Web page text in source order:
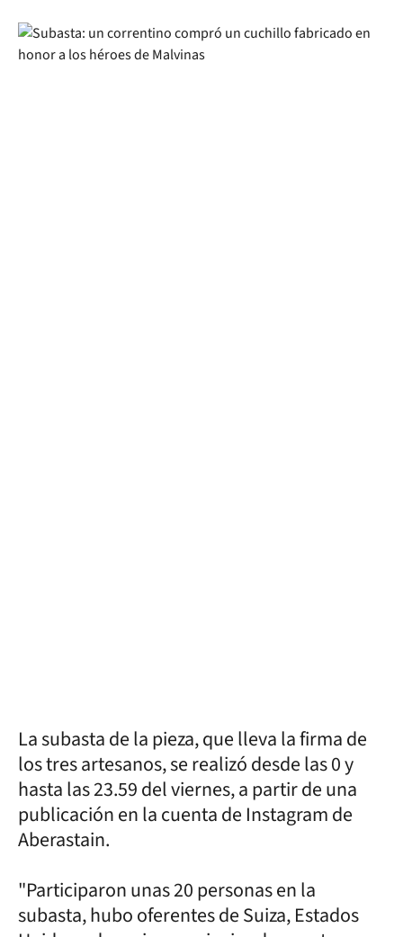
La subasta de la pieza, que lleva la firma de
los tres artesanos, se realizó desde las 0 y
hasta las 23.59 del viernes, a partir de una
publicación en la cuenta de Instagram de
Aberastain.
"Participaron unas 20 personas en la
subasta, hubo oferentes de Suiza, Estados